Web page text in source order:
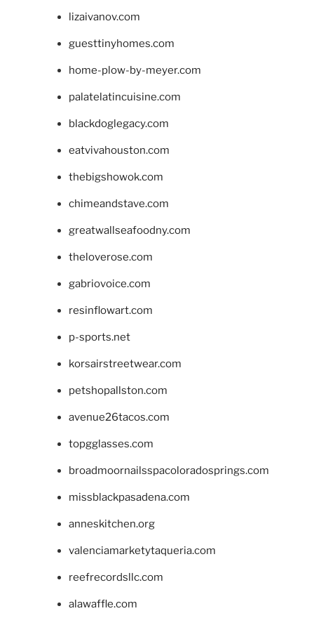
lizaivanov.com
guesttinyhomes.com
home-plow-by-meyer.com
palatelatincuisine.com
blackdoglegacy.com
eatvivahouston.com
thebigshowok.com
chimeandstave.com
greatwallseafoodny.com
theloverose.com
gabriovoice.com
resinflowart.com
p-sports.net
korsairstreetwear.com
petshopallston.com
avenue26tacos.com
topgglasses.com
broadmoornailsspacoloradosprings.com
missblackpasadena.com
anneskitchen.org
valenciamarketytaqueria.com
reefrecordsllc.com
alawaffle.com